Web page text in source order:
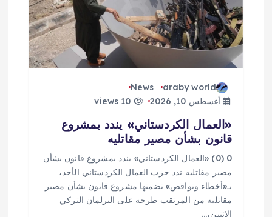
ت
araby world
News
أغسطس 10, 2026
«العمال الكردستاني» يندد بمشروع
قانون بشأن مصير مقاتليه
0 (0) «العمال الكردستاني» يندد بمشروع قانون بشأن
مصير مقاتليه ندد حزب العمال الكردستاني الأحد،
بـ«أخطاء ونواقص» تضمنها مشروع قانون بشأن مصير
مقاتليه من المرتقب طرحه على البرلمان التركي
الاثنين،…